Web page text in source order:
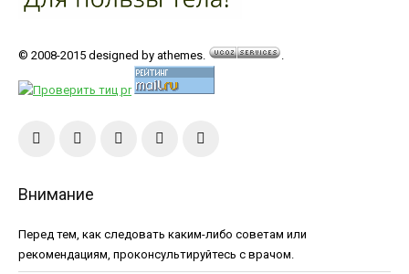
© 2008-2015 designed by athemes. .
Внимание
Перед тем, как следовать каким-либо советам или
рекомендациям, проконсультируйтесь с врачом.